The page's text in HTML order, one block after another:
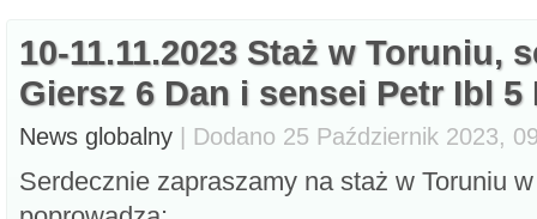
10-11.11.2023 Staż w Toruniu,
Giersz 6 Dan i sensei Petr Ibl 5
News globalny | Dodano 25 Październik 2023,
Serdecznie zapraszamy na staż w Toruniu